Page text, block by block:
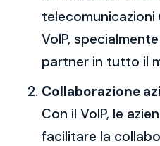
telecomunicazioni
VoIP,
partner in tutto il
Collaborazione
Con il VoIP, le
facilitare la